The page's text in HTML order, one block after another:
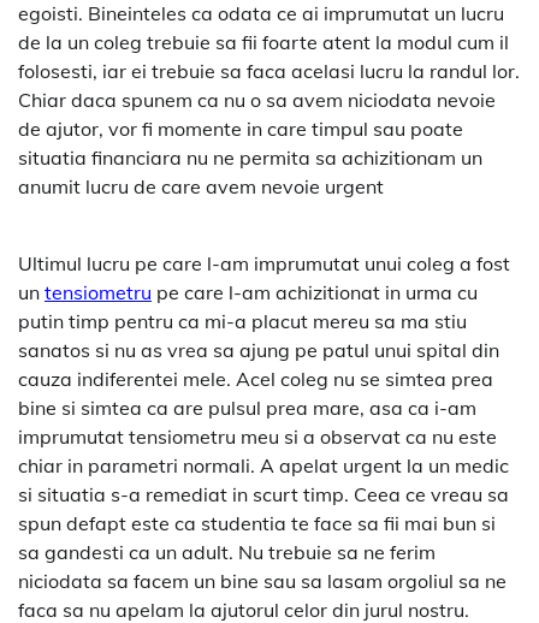
egoisti. Bineinteles ca odata ce ai imprumutat un lucru
de la un coleg trebuie sa fii foarte atent la modul cum il
folosesti, iar ei trebuie sa faca acelasi lucru la randul lor.
Chiar daca spunem ca nu o sa avem niciodata nevoie
de ajutor, vor fi momente in care timpul sau poate
situatia financiara nu ne permita sa achizitionam un
anumit lucru de care avem nevoie urgent
Ultimul lucru pe care l-am imprumutat unui coleg a fost
un tensiometru pe care l-am achizitionat in urma cu
putin timp pentru ca mi-a placut mereu sa ma stiu
sanatos si nu as vrea sa ajung pe patul unui spital din
cauza indiferentei mele. Acel coleg nu se simtea prea
bine si simtea ca are pulsul prea mare, asa ca i-am
imprumutat tensiometru meu si a observat ca nu este
chiar in parametri normali. A apelat urgent la un medic
si situatia s-a remediat in scurt timp. Ceea ce vreau sa
spun defapt este ca studentia te face sa fii mai bun si
sa gandesti ca un adult. Nu trebuie sa ne ferim
niciodata sa facem un bine sau sa lasam orgoliul sa ne
faca sa nu apelam la ajutorul celor din jurul nostru.